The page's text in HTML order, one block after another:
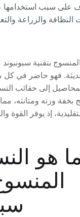
على سبب
بتقنية سبونبوند
فهو حاضر في كل
إلى حقائب
وزنه ومتانته، مما
إذ يوفر القوة
هو